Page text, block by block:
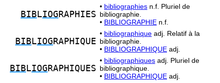
BIB LIOG RAPHIES
• bibliographies n.f. Pluriel de
bibliographie.
• BIBLIOGRAPHIE n.f.
BIB LIOG RAPHIQUE
• bibliographique adj. Relatif à la
bibliographie.
• BIBLIOGRAPHIQUE adj.
BIB LIOG RAPHIQUES
• bibliographiques adj. Pluriel de
bibliographique.
• BIBLIOGRAPHIQUE adj.